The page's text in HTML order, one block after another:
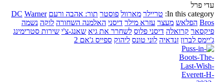
עדי פרל
In this category: טריילר מארוול פוסטר תור: אהבה ורעם DC Warner
Bros הפלאש מעצר עזרא מילר דיסני האלמנה השחורה לוקה נשמה
פיקסאר קרואלה דיסני פלוס לשחרר את גיא שאנג-צ'י שירות סטרימינג
ג'יימס לברון זנדאיה לוני טונס ליהוק ספייס ג'אם 2